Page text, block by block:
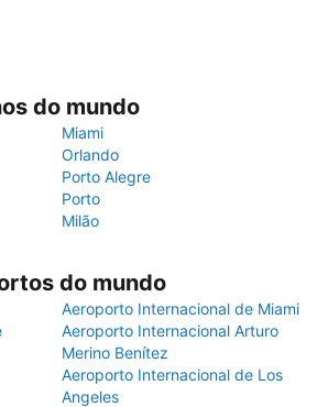
do mundo
Miami
Orlando
Porto Alegre
Porto
Milão
do mundo
Aeroporto Internacional de Miami
Aeroporto Internacional Arturo
Merino Benítez
Aeroporto Internacional de Los
Angeles